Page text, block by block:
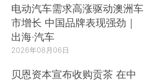
电动汽车需求高涨驱动澳洲车
市增长 中国品牌表现强劲｜
出海·汽车
2026年08月06日
贝恩资本宣布收购贡茶 在中